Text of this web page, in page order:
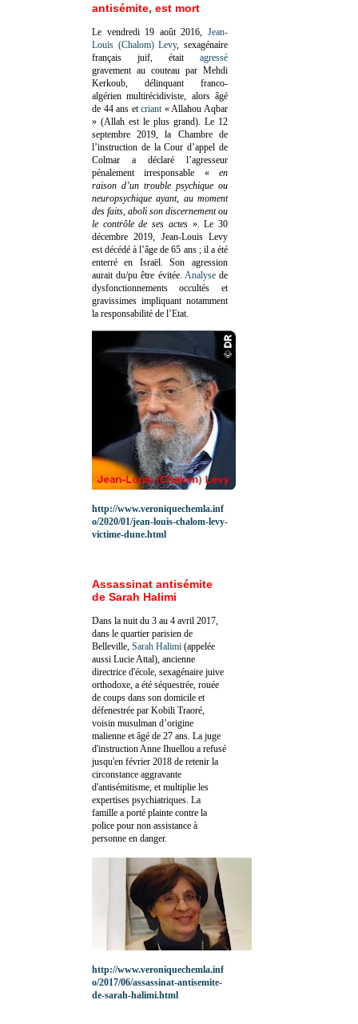
antisémite, est mort
Le vendredi 19 août 2016, Jean-
Louis (Chalom) Levy, sexagénaire
français juif, était agressé
gravement au couteau par Mehdi
Kerkoub, délinquant franco-
algérien multirécidiviste, alors âgé
de 44 ans etcriant « Allahou Aqbar
» (Allah est le plus grand). Le 12
septembre 2019, la Chambre de
l’instruction de la Cour d’appel de
Colmar a déclaré l’agresseur
pénalement irresponsable «en
raison d’un trouble psychique ou
neuropsychique ayant, au moment
des faits, aboli son discernement ou
le contrôle de ses actes». Le 30
décembre 2019, Jean-Louis Levy
est décédé à l’âge de 65 ans ; il a été
enterré en Israël. Son agression
aurait du/pu être évitée. Analysede
dysfonctionnements occultés et
gravissimes impliquant notamment
la responsabilité de l’Etat.
http://www.veroniquechemla.inf
o/2020/01/jean-louis-chalom-levy-
victime-dune.html
Assassinat antisémite
de Sarah Halimi
Dans la nuit du 3 au 4 avril 2017,
dans le quartier parisien de
Belleville, Sarah Halimi (appelée
aussi Lucie Attal), ancienne
directrice d'école, sexagénaire juive
orthodoxe, a été séquestrée, rouée
de coups dans son domicile et
défenestrée par Kobili Traoré,
voisin musulman d’origine
malienne et âgé de 27 ans. La juge
d'instruction Anne Ihuellou a refusé
jusqu'en février 2018 de retenir la
circonstance aggravante
d'antisémitisme, et multiplie les
expertises psychiatriques. La
famille a porté plainte contre la
police pour non assistance à
personne en danger.
http://www.veroniquechemla.inf
o/2017/06/assassinat-antisemite-
de-sarah-halimi.html